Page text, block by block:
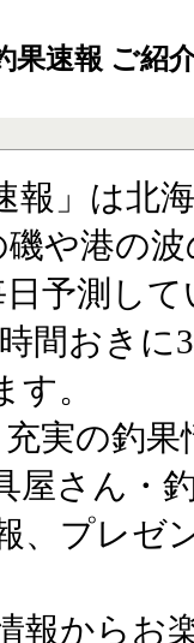
果速報 ご紹
報」は北
や港の
予測し
間おきに
。
実の釣果
屋さん・
、プレゼ
報からお